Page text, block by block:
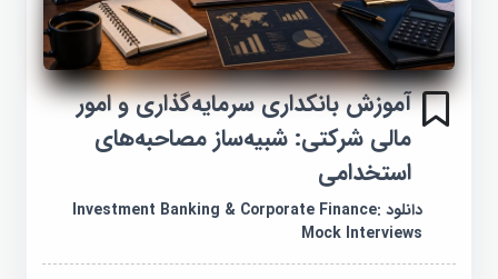
آموزش بانکداری سرمایه‌گذاری و امور
مالی شرکتی: شبیه‌ساز مصاحبه‌های
استخدامی
دانلود Investment Banking & Corporate Finance:
Mock Interviews